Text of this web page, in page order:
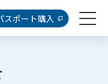
スポート購入